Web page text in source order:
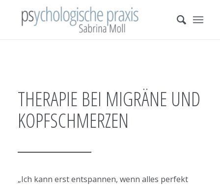
THERAPIE BEI MIGRÄNE UND
KOPFSCHMERZEN
„Ich kann erst entspannen, wenn alles perfekt